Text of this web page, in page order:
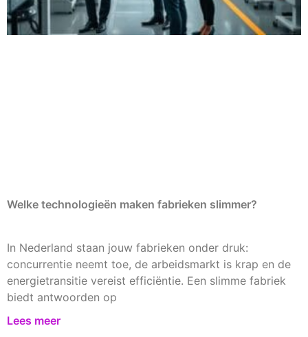
Welke technologieën maken fabrieken slimmer?
In Nederland staan jouw fabrieken onder druk:
concurrentie neemt toe, de arbeidsmarkt is krap en de
energietransitie vereist efficiëntie. Een slimme fabriek
biedt antwoorden op
Lees meer